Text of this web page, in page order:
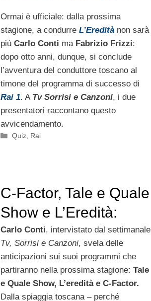
Ormai è ufficiale: dalla prossima
stagione, a condurre L’Ereditànon sarà
piùCarlo Conti ma Fabrizio Frizzi:
dopo otto anni, dunque, si conclude
l’avventura del conduttore toscano al
timone del programma di successo di
Rai 1. A Tv Sorrisi e Canzoni, i due
presentatori raccontano questo
avvicendamento.
Categorie
Quiz, Rai
C-Factor, Tale e Quale
Show e L’Eredità:
anticipazioni
Carlo Conti, intervistato dal settimanale
Tv, Sorrisi e Canzoni, svela delle
anticipazioni sui suoi programmi che
partiranno nella prossima stagione: Tale
e Quale Show, L’eredità e C-Factor.
Dalla spiaggia toscana – perché